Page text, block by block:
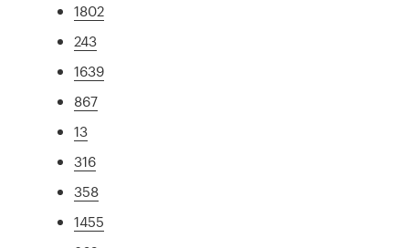
1802
243
1639
867
13
316
358
1455